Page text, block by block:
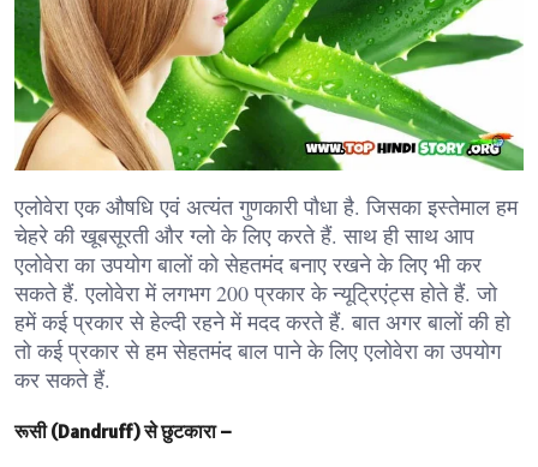
एलोवेरा एक औषधि एवं अत्यंत गुणकारी पौधा है. जिसका इस्तेमाल हम
चेहरे की खूबसूरती और ग्लो के लिए करते हैं. साथ ही साथ आप
एलोवेरा का उपयोग बालों को सेहतमंद बनाए रखने के लिए भी कर
सकते हैं. एलोवेरा में लगभग 200 प्रकार के न्यूट्रिएंट्स होते हैं. जो
हमें कई प्रकार से हेल्दी रहने में मदद करते हैं. बात अगर बालों की हो
तो कई प्रकार से हम सेहतमंद बाल पाने के लिए एलोवेरा का उपयोग
कर सकते हैं.
रूसी (Dandruff) से छुटकारा –